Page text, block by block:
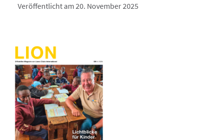
Veröffentlicht am 20. November 2025